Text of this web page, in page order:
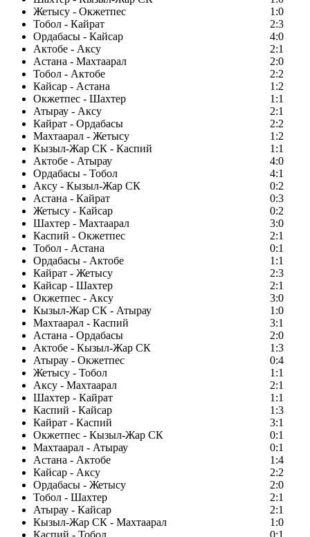
Жетысу - Окжетпес
1:0
Тобол - Кайрат
2:3
Ордабасы - Кайсар
4:0
Актобе - Аксу
2:1
Астана - Махтаарал
2:0
Тобол - Актобе
2:2
Кайсар - Астана
1:2
Окжетпес - Шахтер
1:1
Атырау - Аксу
2:1
Кайрат - Ордабасы
2:2
Махтаарал - Жетысу
1:2
Кызыл-Жар СК - Каспий
1:1
Актобе - Атырау
4:0
Ордабасы - Тобол
4:1
Аксу - Кызыл-Жар СК
0:2
Астана - Кайрат
0:3
Жетысу - Кайсар
0:2
Шахтер - Махтаарал
3:0
Каспий - Окжетпес
2:1
Тобол - Астана
0:1
Ордабасы - Актобе
1:1
Кайрат - Жетысу
2:3
Кайсар - Шахтер
2:1
Окжетпес - Аксу
3:0
Кызыл-Жар СК - Атырау
1:0
Махтаарал - Каспий
3:1
Астана - Ордабасы
2:0
Актобе - Кызыл-Жар СК
1:3
Атырау - Окжетпес
0:4
Жетысу - Тобол
1:1
Аксу - Махтаарал
2:1
Шахтер - Кайрат
1:1
Каспий - Кайсар
1:3
Кайрат - Каспий
3:1
Окжетпес - Кызыл-Жар СК
0:1
Махтаарал - Атырау
0:1
Астана - Актобе
1:4
Кайсар - Аксу
2:2
Ордабасы - Жетысу
2:0
Тобол - Шахтер
2:1
Атырау - Кайсар
2:1
Кызыл-Жар СК - Махтаарал
1:0